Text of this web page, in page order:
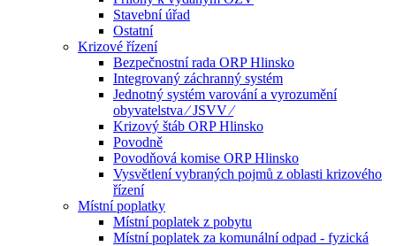
Stavební úřad
Ostatní
Krizové řízení
Bezpečnostní rada ORP Hlinsko
Integrovaný záchranný systém
Jednotný systém varování a vyrozumění
obyvatelstva ⁄ JSVV ⁄
Krizový štáb ORP Hlinsko
Povodně
Povodňová komise ORP Hlinsko
Vysvětlení vybraných pojmů z oblasti krizového
řízení
Místní poplatky
Místní poplatek z pobytu
Místní poplatek za komunální odpad - fyzická